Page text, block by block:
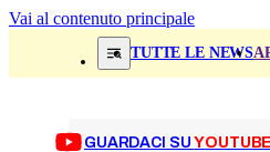
Vai al contenuto principale
TUTTE LE NEWS
GUARDACI SUYOUTUBE